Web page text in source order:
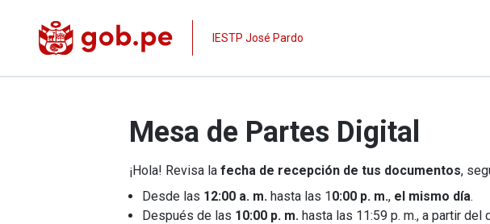
IESTP José Pardo
Mesa de Partes Digital
¡Hola! Revisa la fecha de recepción de tus documentos,
Desde las 12:00 a. m. hasta las 10:00 p. m., el mismo día.
Después de las 10:00 p. m. hasta las 11:59 p. m., a partir del